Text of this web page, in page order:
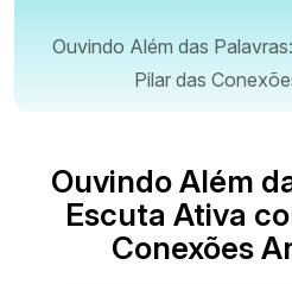
Ouvindo Além das
Pilar das
Ouvindo Além
Escuta Ativa
Conexões